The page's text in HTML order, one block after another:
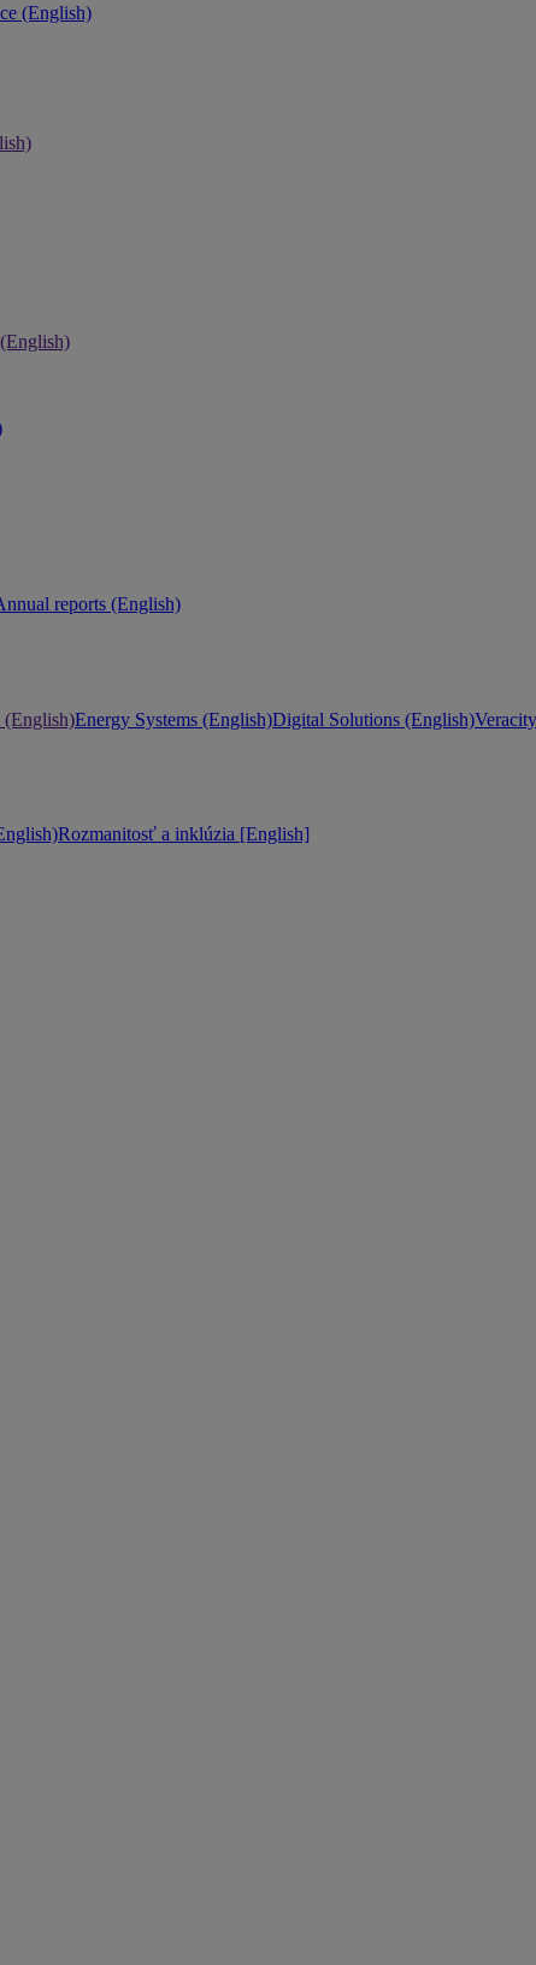
(English)
reports (English)
Energy Systems (English)Digital Solutions (English)
Rozmanitosť a inklúzia [English]